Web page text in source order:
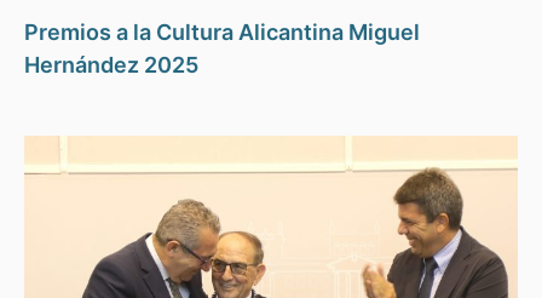
Premios a la Cultura Alicantina Miguel
Hernández 2025